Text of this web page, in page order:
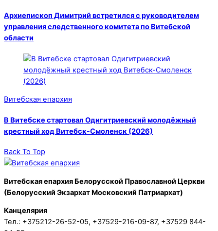
Архиепископ Димитрий встретился с руководителем
управления следственного комитета по Витебской
области
Витебская епархия
В Витебске стартовал Одигитриевский молодёжный
крестный ход Витебск-Смоленск (2026)
Back To Top
Витебская епархия Белорусской Православной Церкви
(Белорусский Экзархат Московский Патриархат)
Канцелярия
Тел.: +375212-26-52-05, +37529-216-09-87, +37529 844-